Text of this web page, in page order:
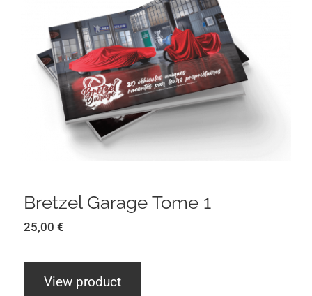
Bretzel Garage Tome 1
Bretzel Garage Tome 1
25,00€
View product